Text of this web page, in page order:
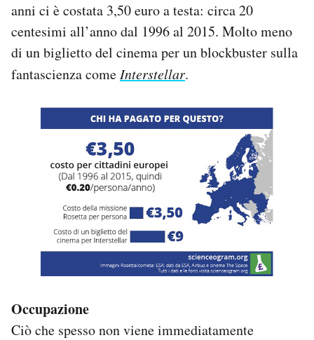
anni ci è costata 3,50 euro a testa: circa 20
centesimi all’anno dal 1996 al 2015. Molto meno
di un biglietto del cinema per un blockbuster sulla
fantascienza come Interstellar.
Occupazione
Ciò che spesso non viene immediatamente